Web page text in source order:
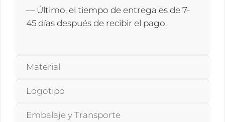
— Último, el tiempo de entrega es de 7-
45 días después de recibir el pago.
Material
Logotipo
Embalaje y Transporte